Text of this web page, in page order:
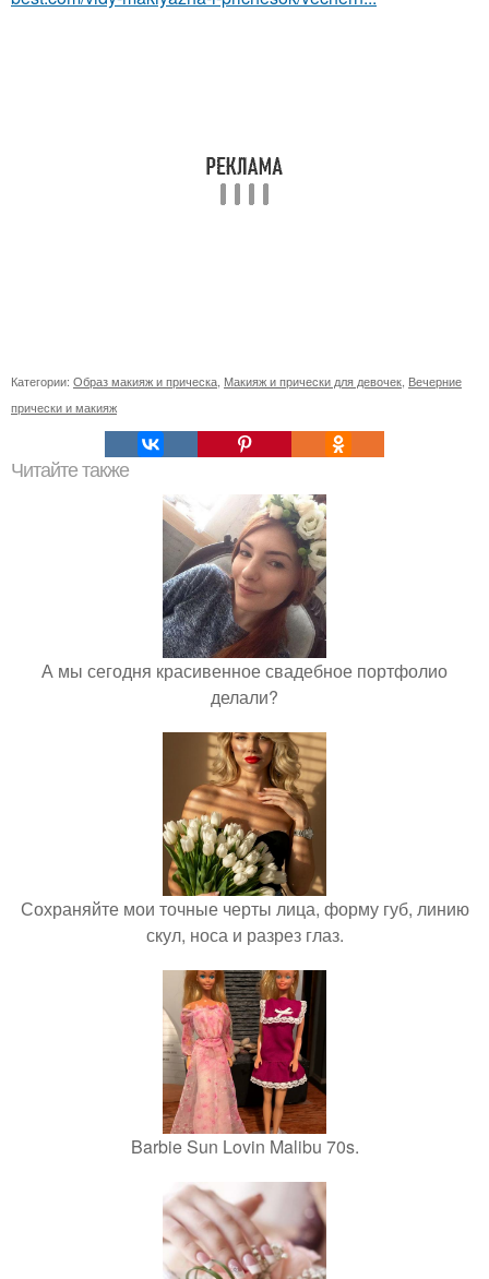
Категории: Образ макияж и прическа Макияж и прически для девочек Вечерние
прически и макияж
Читайте также
А мы сегодня красивенное свадебное портфолио
делали?
Сохраняйте мои точные черты лица, форму губ, линию
скул, носа и разрез глаз.
Barbie Sun Lovin Malibu 70s.